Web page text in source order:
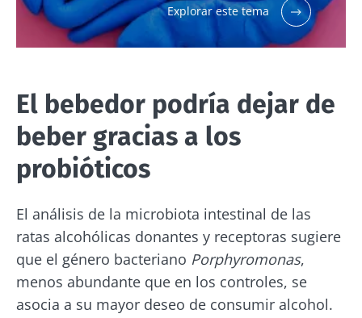
Explorar este tema
El bebedor podría dejar de
beber gracias a los
probióticos
El análisis de la microbiota intestinal de las
ratas alcohólicas donantes y receptoras sugiere
que el género bacteriano Porphyromonas,
menos abundante que en los controles, se
asocia a su mayor deseo de consumir alcohol.
He leído y acepto lascondiciones generales
de uso y lapolítica de protección de datosdel
Biocodex Microbiota Institute
BMI 20-35
de nuestra
microbiota?
Ligeramente
burbujeante,
ácido y
microorganismos
vivos, el kéfir
está
conquistando el
paladar ...
Más información
tu microbiota
intestinal
queso fresco batido
o el skyr,...
Más información